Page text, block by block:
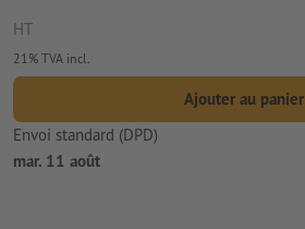
HT
21% TVA incl.
Ajouter au panier
Envoi standard (DPD)
mar. 11 août